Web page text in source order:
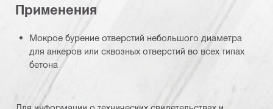
Применения
Мокрое бурение отверстий небольшого диаметра
для анкеров или сквозных отверстий во всех типах
бетона